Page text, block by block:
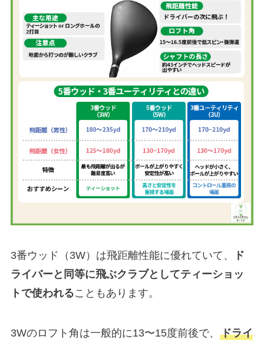
3番ウッド（3W）は飛距離性能に優れていて、
ド
ライバーと同等に飛ぶクラブとしてティーショッ
トで使われることもあります。
3Wのロフト角は一般的に13〜15度前後で、 ドライ